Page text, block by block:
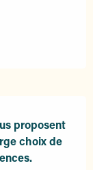
proposent
choix de